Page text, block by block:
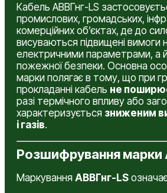
Кабель АВВГнг-LS
промислових, громадських,
комерційних об’єктах, де до
висуваються підвищені вимоги
електричними параметрами, а
пожежної безпеки. Основна
марки полягає в тому, що при
прокладанні кабель не
разі термічного впливу або
характеризується зниженим
і газів.
Розшифрування марки
Маркування АВВГнг-LS